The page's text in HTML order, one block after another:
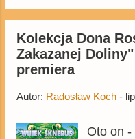
chwilą
Kolekcja Dona
Zakazanej
premiera
Autor: Radosław Koch -
Oto on